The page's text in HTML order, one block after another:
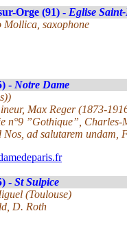
Orge (91) - Eglise
saxophone
- Notre Dame
Max Reger (1873-
n°9 ”Gothique”,
ad salutarem undam,
- St Sulpice
(Toulouse)
D. Roth